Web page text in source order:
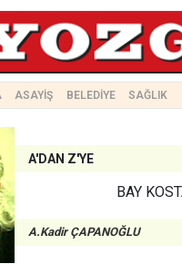
ASAYİŞ BELEDİYE SAĞLIK
A'DAN Z'YE
BAY
A.Kadir ÇAPANOĞLU